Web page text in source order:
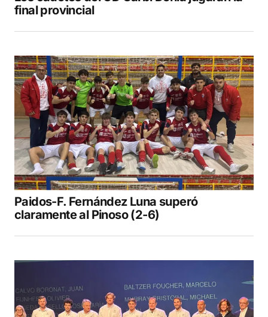
final provincial
Paidos-F. Fernández Luna superó
claramente al Pinoso (2-6)